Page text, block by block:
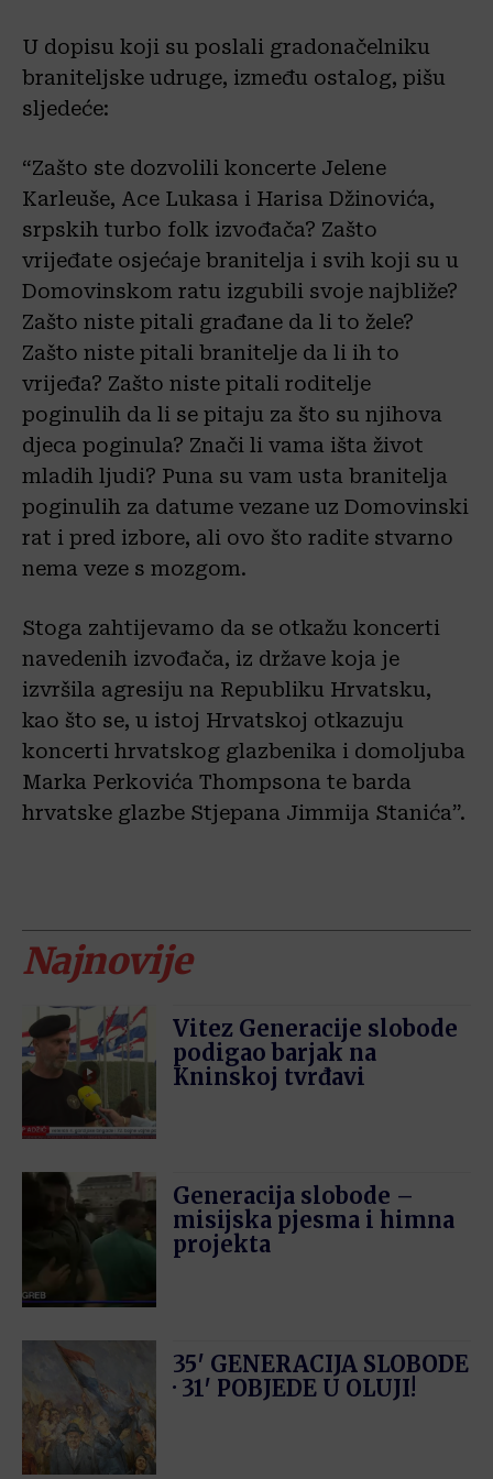
U dopisu koji su poslali gradonačelniku
braniteljske udruge, između ostalog, pišu
sljedeće:
“Zašto ste dozvolili koncerte Jelene
Karleuše, Ace Lukasa i Harisa Džinovića,
srpskih turbo folk izvođača? Zašto
vrijeđate osjećaje branitelja i svih koji su u
Domovinskom ratu izgubili svoje najbliže?
Zašto niste pitali građane da li to žele?
Zašto niste pitali branitelje da li ih to
vrijeđa? Zašto niste pitali roditelje
poginulih da li se pitaju za što su njihova
djeca poginula? Znači li vama išta život
mladih ljudi? Puna su vam usta branitelja
poginulih za datume vezane uz Domovinski
rat i pred izbore, ali ovo što radite stvarno
nema veze s mozgom.
Stoga zahtijevamo da se otkažu koncerti
navedenih izvođača, iz države koja je
izvršila agresiju na Republiku Hrvatsku,
kao što se, u istoj Hrvatskoj otkazuju
koncerti hrvatskog glazbenika i domoljuba
Marka Perkovića Thompsona te barda
hrvatske glazbe Stjepana Jimmija Stanića”.
Najnovije
Vitez Generacije slobode
podigao barjak na
Kninskoj tvrđavi
Generacija slobode –
misijska pjesma i himna
projekta
35′ GENERACIJA SLOBODE
· 31′ POBJEDE U OLUJI!